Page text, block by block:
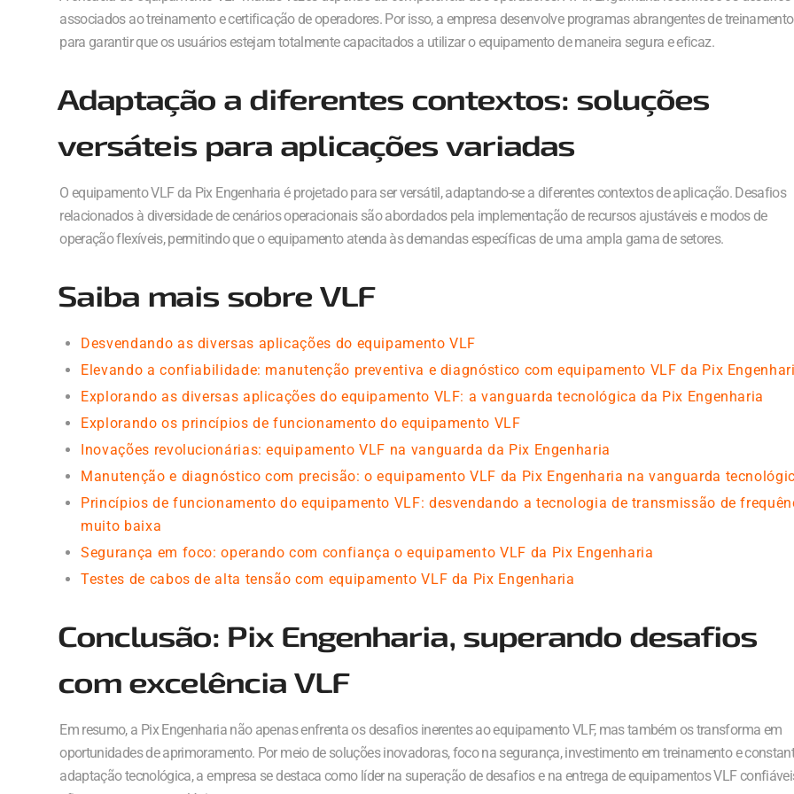
associados ao treinamento e certificação de operadores. Por isso, a empresa desenvolve programas abrangentes de treinamento
para garantir que os usuários estejam totalmente capacitados a utilizar o equipamento de maneira segura e eficaz.
Adaptação a diferentes contextos: soluções
versáteis para aplicações variadas
O equipamento VLF da Pix Engenharia é projetado para ser versátil, adaptando-se a diferentes contextos de aplicação. Desafios
relacionados à diversidade de cenários operacionais são abordados pela implementação de recursos ajustáveis e modos de
operação flexíveis, permitindo que o equipamento atenda às demandas específicas de uma ampla gama de setores.
Saiba mais sobre VLF
Desvendando as diversas aplicações do equipamento VLF
Elevando a confiabilidade: manutenção preventiva e diagnóstico com equipamento VLF da Pix
Explorando as diversas aplicações do equipamento VLF: a vanguarda tecnológica da Pix Engenharia
Explorando os princípios de funcionamento do equipamento VLF
Inovações revolucionárias: equipamento VLF na vanguarda da Pix Engenharia
Manutenção e diagnóstico com precisão: o equipamento VLF da Pix Engenharia na vanguarda
Princípios de funcionamento do equipamento VLF: desvendando a tecnologia de transmissão de
muito baixa
Segurança em foco: operando com confiança o equipamento VLF da Pix Engenharia
Testes de cabos de alta tensão com equipamento VLF da Pix Engenharia
Conclusão: Pix Engenharia, superando desafios
com excelência VLF
Em resumo, a Pix Engenharia não apenas enfrenta os desafios inerentes ao equipamento VLF, mas também os transforma em
oportunidades de aprimoramento. Por meio de soluções inovadoras, foco na segurança, investimento em treinamento e
adaptação tecnológica, a empresa se destaca como líder na superação de desafios e na entrega de equipamentos VLF